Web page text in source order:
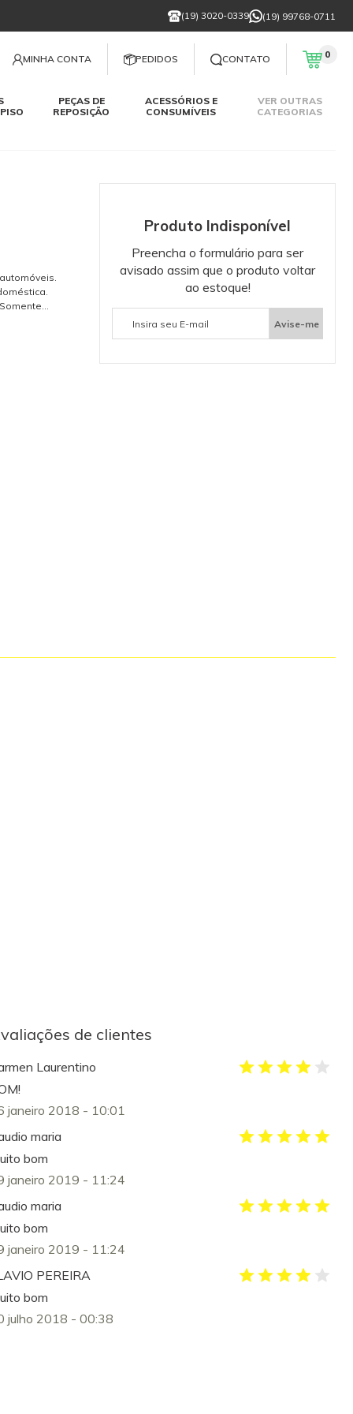
(19) 3020-0339 (19) 99768-0711
MINHA CONTA PEDIDOS CONTATO 0
PEÇAS DE
REPOSIÇÃO
ACESSÓRIOS E
CONSUMÍVEIS
VER OUTRAS
CATEGORIAS
e a
Produto Indisponível
Preencha o formulário para ser
avisado assim que o produto voltar
ao estoque!
Avise-me
de clientes
Laurentino
janeiro 2018 - 10:01
maria
bom
janeiro 2019 - 11:24
maria
bom
janeiro 2019 - 11:24
PEREIRA
bom
julho 2018 - 00:38